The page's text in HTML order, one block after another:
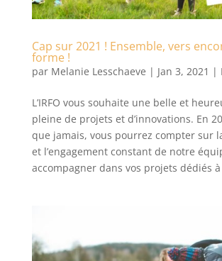
Cap sur 2021 ! Ensemble, vers
forme !
par Melanie Lesschaeve | Jan 3, 2021 |
L’IRFO vous souhaite une belle et
pleine de projets et d’innovations. En
que jamais, vous pourrez compter sur
et l’engagement constant de notre
accompagner dans vos projets dédiés